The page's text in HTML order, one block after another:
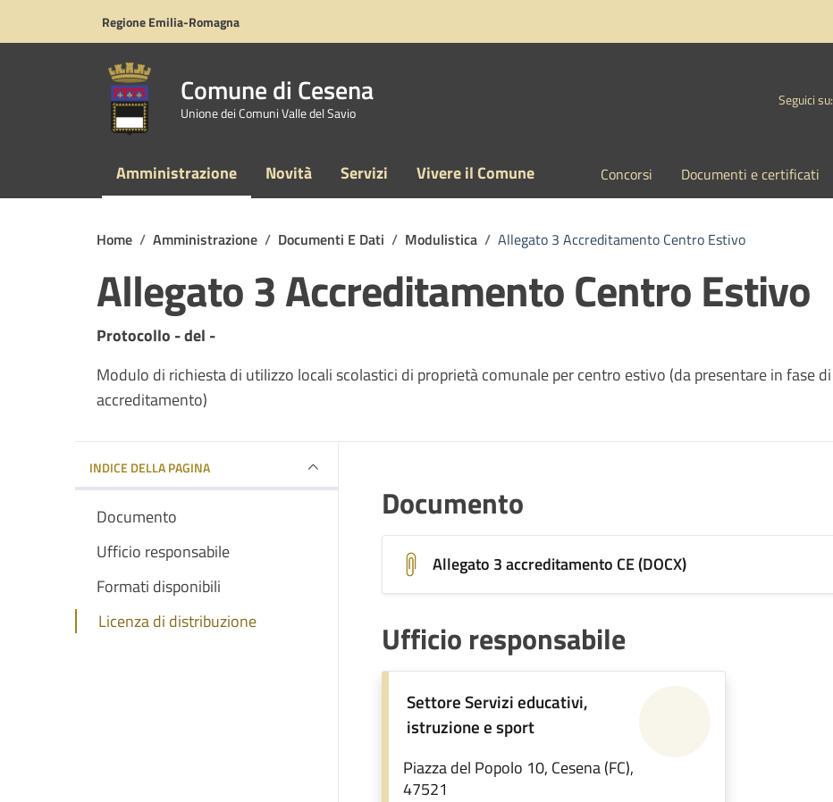
Regione Emilia-Romagna
Comune di Cesena
Unione dei Comuni Valle del Savio
Seguici su:
Amministrazione Novità Servizi Vivere il Comune Concorsi Documenti e certificati
Home / Amministrazione / Documenti E Dati / Modulistica / Allegato 3 Accreditamento Centro Estivo
Allegato 3 Accreditamento Centro Estivo
Dettagli del documento
Protocollo - del -
Modulo di richiesta di utilizzo locali scolastici di proprietà comunale per centro estivo (da presentare in fase di
accreditamento)
INDICE DELLA PAGINA
Documento
Ufficio responsabile
Formati disponibili
Licenza di distribuzione
Documento
Allegato 3 accreditamento CE (DOCX)
Ufficio responsabile
Settore Servizi educativi,
istruzione e sport
Piazza del Popolo 10, Cesena (FC),
47521